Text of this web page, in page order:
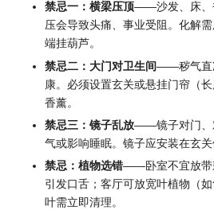
禁忌一：横梁压顶——沙发、床、
压会导致头痛、事业受阻。化解
端挂葫芦。
禁忌二：大门对卫生间——秽气直
康。必须设置玄关或悬挂门帘（
香薰。
禁忌三：镜子乱放——镜子对门、
气或影响睡眠。镜子应安装在玄关
禁忌：植物选错——卧室不宜放带
引发口舌；客厅可放宽叶植物（
叶需立即清理。